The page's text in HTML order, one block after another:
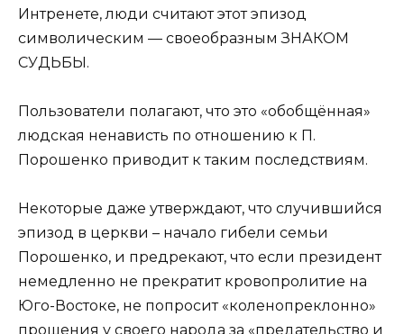
Интренете, люди считают этот эпизод
символическим — своеобразным ЗНАКОМ
СУДЬБЫ.
Пользователи полагают, что это «обобщённая»
людская ненависть по отношению к П.
Порошенко приводит к таким последствиям.
Некоторые даже утверждают, что случившийся
эпизод в церкви – начало гибели семьи
Порошенко, и предрекают, что если президент
немедленно не прекратит кровопролитие на
Юго-Востоке, не попросит «коленопреклонно»
прощения у своего народа за «предательство и